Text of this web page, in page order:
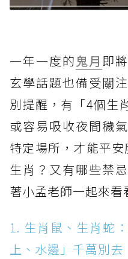
一年一度的鬼月 即
玄學話題也備受關
別提醒，有「4個生
或容易吸收夜間穢
特定場所，才能平
生肖？又有哪些禁
著小孟老師一起來看
1. 生肖鼠、生肖蛇
上、水邊」千萬別去